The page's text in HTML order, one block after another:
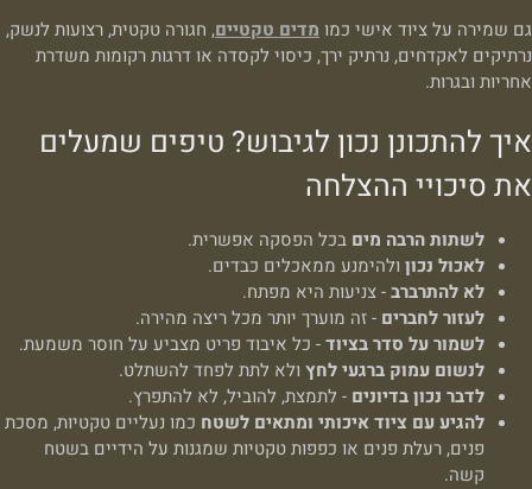
גם שמירה על ציוד אישי כמו מדים טקטיים, חגורה טקטית, רצועות לנשק,
נרתיקים לאקדחים, נרתיק ירך, כיסוי לקסדה או דרגות רקומות משדרת
אחריות ובגרות.
איך להתכונן נכון לגיבוש? טיפים שמעלים
את סיכויי ההצלחה
לשתות הרבה מים בכל הפסקה אפשרית.
לאכול נכון ולהימנע ממאכלים כבדים.
לא להתרברב- צניעות היא מפתח.
לעזור לחברים - זה מוערך יותר מכל ריצה מהירה.
לשמור על סדר בציוד- כל איבוד פריט מצביע על חוסר משמעת.
לנשום עמוק ברגעי לחץ ולא לתת לפחד להשתלט.
לדבר נכון בדיונים - לתמצת, להוביל, לא להתפרץ.
להגיע עם ציוד איכותי ומתאים לשטח כמו נעליים טקטיות, מסכת
פנים, רעלת פנים או כפפות טקטיות שמגנות על הידיים בשטח
קשה.